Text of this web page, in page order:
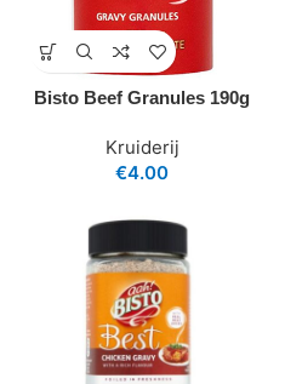
Bisto Beef Granules 190g
Kruiderij
€4.00